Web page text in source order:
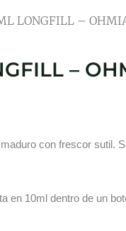
LONGFILL –
–
con frescor sutil.
en 10ml dentro de un